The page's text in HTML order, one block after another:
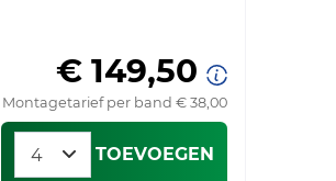
€ 149,50
Montagetarief per band € 38,00
TOEVOEGEN